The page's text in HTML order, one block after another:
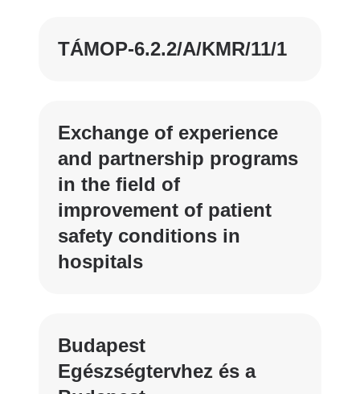
TÁMOP-6.2.2/A/KMR/11/1
Exchange of experience
and partnership programs
in the field of
improvement of patient
safety conditions in
hospitals
Budapest
Egészségtervhez és a